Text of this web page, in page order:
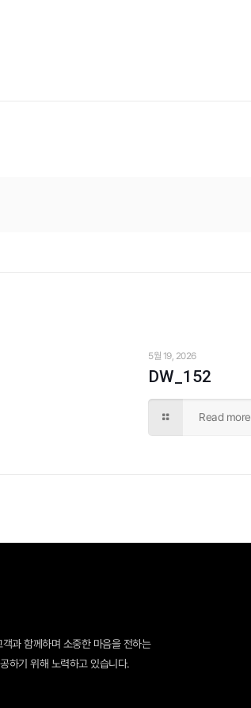
5월 19, 2026
DW_152
Read more
과 함께하며 소중한 마음을 전하는
하기 위해 노력하고 있습니다.